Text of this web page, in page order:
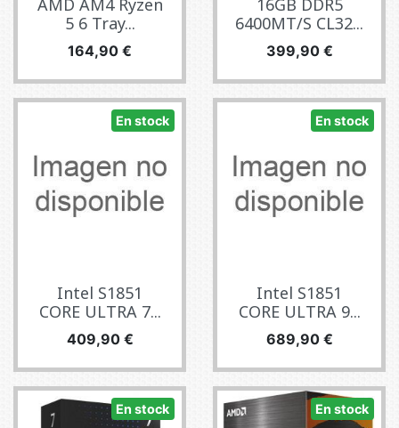
AMD AM4 Ryzen
5 6 Tray...
Precio
164,90 €
16GB DDR5
6400MT/S CL32...
Precio
399,90 €
En stock
Intel S1851
CORE ULTRA 7...
Precio
409,90 €
En stock
Intel S1851
CORE ULTRA 9...
Precio
689,90 €
En stock En stock